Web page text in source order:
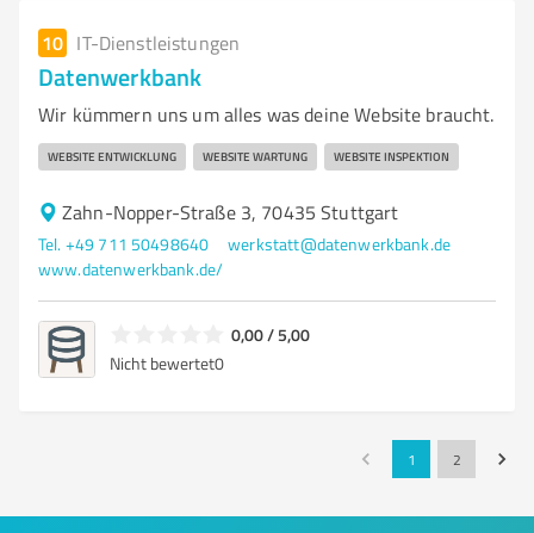
10 IT-Dienstleistungen
Datenwerkbank
Wir kümmern uns um alles was deine Website braucht.
WEBSITE ENTWICKLUNG WEBSITE WARTUNG WEBSITE INSPEKTION
Zahn-Nopper-Straße 3, 70435 Stuttgart
Tel. +49 711 50498640
werkstatt@datenwerkbank.de
www.datenwerkbank.de/
0,00 / 5,00
Nicht bewertet0
1 2